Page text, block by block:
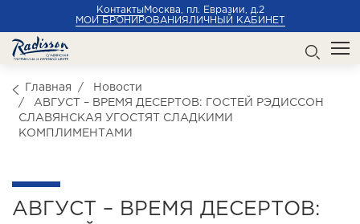
Контакты Москва, пл. Евразии, д.2
МОИ БРОНИРОВАНИЯ ЛИЧНЫЙ КАБИНЕТ
Главная
Новости
АВГУСТ – ВРЕМЯ ДЕСЕРТОВ: ГОСТЕЙ РЭДИССОН
СЛАВЯНСКАЯ УГОСТЯТ СЛАДКИМИ
КОМПЛИМЕНТАМИ
АВГУСТ – ВРЕМЯ ДЕСЕРТОВ: